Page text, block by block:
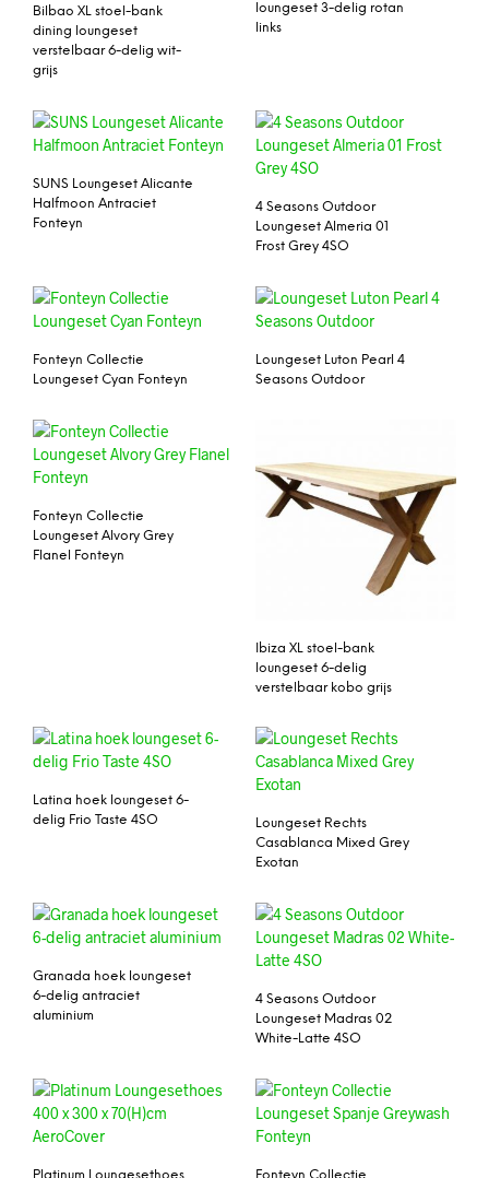
Bilbao XL stoel-bank
dining loungeset
verstelbaar 6-delig wit-
grijs
loungeset 3-delig rotan
links
SUNS Loungeset Alicante
Halfmoon Antraciet
Fonteyn
4 Seasons Outdoor
Loungeset Almeria 01
Frost Grey 4SO
Fonteyn Collectie
Loungeset Cyan Fonteyn
Loungeset Luton Pearl 4
Seasons Outdoor
Fonteyn Collectie
Loungeset Alvory Grey
Flanel Fonteyn
Ibiza XL stoel-bank
loungeset 6-delig
verstelbaar kobo grijs
Latina hoek loungeset 6-
delig Frio Taste 4SO
Loungeset Rechts
Casablanca Mixed Grey
Exotan
Granada hoek loungeset
6-delig antraciet
aluminium
4 Seasons Outdoor
Loungeset Madras 02
White-Latte 4SO